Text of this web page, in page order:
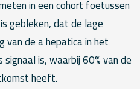
in een cohort foetussen
gebleken, dat de lage
van de a hepatica in het
is, waarbij 60% van de
heeft.